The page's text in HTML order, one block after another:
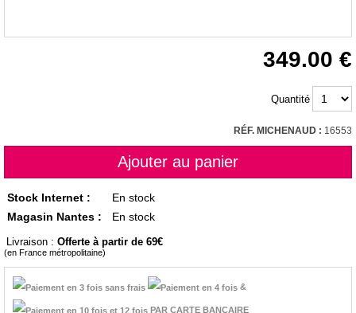
349.00
Quantité
RÉF. MICHENAUD : 16553
Stock Internet :
En stock
Magasin Nantes :
En stock
Livraison : Offerte à partir de 69
(en France métropolitaine)
&
PAR CARTE BANCAIRE